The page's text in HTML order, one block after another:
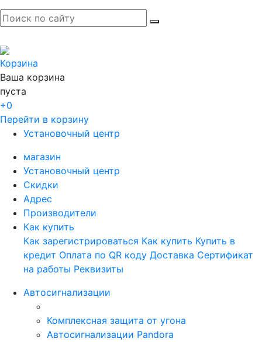
Корзина
Ваша корзина
пуста
+0
Перейти в корзину
Установочный центр
магазин
Установочный центр
Скидки
Адрес
Производители
Как купить
Как зарегистрироваться Как купить Купить в
кредит Оплата по QR коду Доставка Сертификат
на работы Реквизиты
Автосигнализации
Комплексная защита от угона
Автосигнализации Pandora